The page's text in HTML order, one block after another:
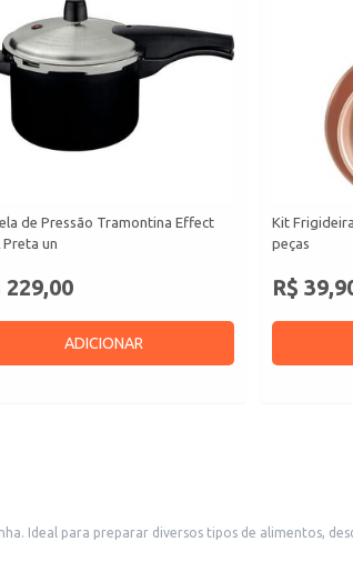
de Pressão Tramontina Effect
Preta un
229,00
ADICIONAR
Kit
peças
R$
Ideal para preparar diversos tipos de alimentos,